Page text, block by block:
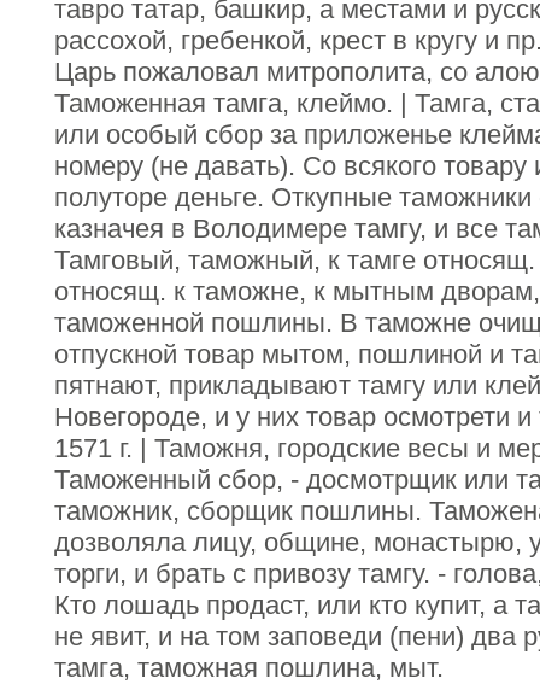
тавро татар, башкир, а местами и
рассохой, гребенкой, крест в кругу и
Царь пожаловал митрополита, со
Таможенная тамга, клеймо. | Тамга,
или особый сбор за приложенье
номеру (не давать). Со всякого
полуторе деньге. Откупные
казначея в Володимере тамгу, и все
Тамговый, таможный, к тамге
относящ. к таможне, к мытным дворам,
таможенной пошлины. В таможне
отпускной товар мытом, пошлиной и
пятнают, прикладывают тамгу или
Новегороде, и у них товар осмотрети
1571 г. | Таможня, городские весы и
Таможенный сбор, - досмотрщик или
таможник, сборщик пошлины.
дозволяла лицу, общине, монастырю,
торги, и брать с привозу тамгу. -
Кто лошадь продаст, или кто купит, а
не явит, и на том заповеди (пени) два
тамга, таможная пошлина, мыт.